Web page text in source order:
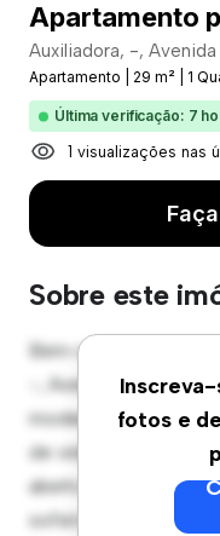
Auxiliadora, -, Avenida
Apartamento 29 m² 1
Última verificação: 7
1 visualizações nas
Sobre este
fotos e
Bem-vindo ao seu
-, Avenida Mariland,
moderno
de vida elegante e
aberto é perfeito
sofisticada está